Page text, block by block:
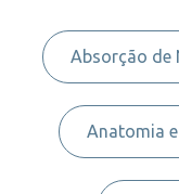
Absorção de
Anatomia